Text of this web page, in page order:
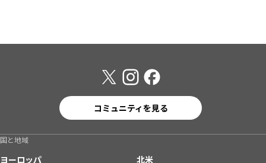
コミュニティを見る
国と地域
ヨーロッパ
北米